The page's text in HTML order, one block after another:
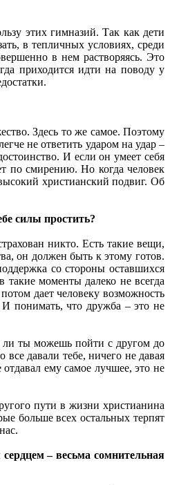
этих гимназий. Так как дети
в тепличных условиях, среди
в нем растворяясь. Это
приходится идти на поводу у
Здесь то же самое. Поэтому
не ответить ударом на удар –
И если он умеет себя
по смирению. Но когда человек
христианский подвиг. Об
силы простить?
никто. Есть такие вещи,
он должен быть к этому готов.
со стороны оставшихся
такие моменты далеко не всегда
дает человеку возможность
И понимать, что дружба – это не
ли ты можешь пойти с другом до
давали тебе, ничего не давая
ему самое лучшее, это не
пути в жизни христианина
больше всех остальных терпят
– весьма сомнительная